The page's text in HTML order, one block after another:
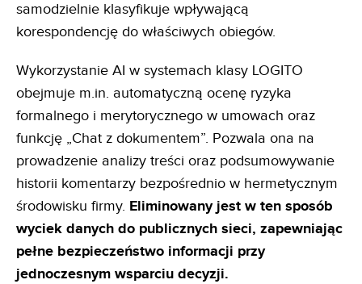
samodzielnie klasyfikuje wpływającą
korespondencję do właściwych obiegów.
Wykorzystanie AI w systemach klasy LOGITO
obejmuje m.in. automatyczną ocenę ryzyka
formalnego i merytorycznego w umowach oraz
funkcję „Chat z dokumentem”. Pozwala ona na
prowadzenie analizy treści oraz podsumowywanie
historii komentarzy bezpośrednio w hermetycznym
środowisku firmy. Eliminowany jest w ten sposób
wyciek danych do publicznych sieci, zapewniając
pełne bezpieczeństwo informacji przy
jednoczesnym wsparciu decyzji.